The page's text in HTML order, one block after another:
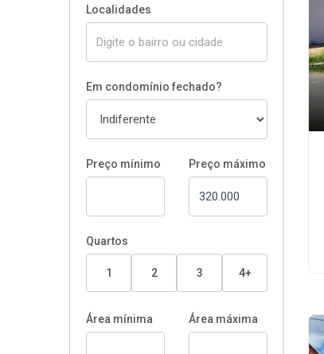
Localidades
Em condomínio fechado?
Preço mínimo Preço máximo
Quartos
1 2 3 4+
Área mínima Área máxima